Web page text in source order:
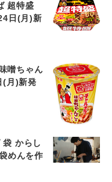
超特盛
日(月)新
噌ちゃん
(月)新発
袋 からし
めんを作